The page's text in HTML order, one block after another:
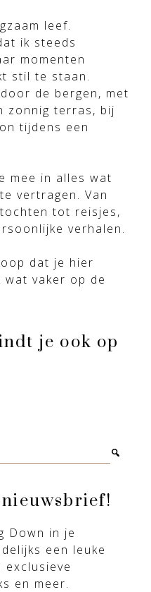
leef.
ik steeds
momenten
stil te staan.
de bergen, met
zonnig terras, bij
tijdens een
mee in alles wat
vertragen. Van
tot reisjes,
verhalen.
dat je hier
vaker op de
je ook op
Down in je
een leuke
en meer.